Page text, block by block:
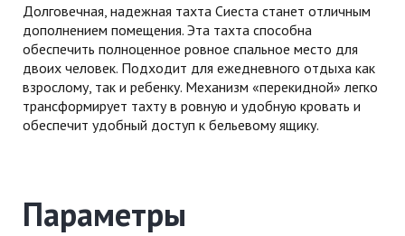
Долговечная, надежная тахта Сиеста станет отличным
дополнением помещения. Эта тахта способна
обеспечить полноценное ровное спальное место для
двоих человек. Подходит для ежедневного отдыха как
взрослому, так и ребенку. Механизм «перекидной» легко
трансформирует тахту в ровную и удобную кровать и
обеспечит удобный доступ к бельевому ящику.
Параметры